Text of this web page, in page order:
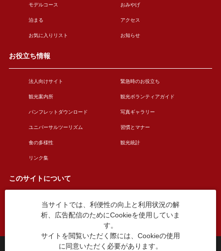
モデルコース おみやげ
泊まる アクセス
お気に入りリスト お知らせ
お役立ち情報
法人向けサイト 緊急時のお役立ち
観光案内所 観光ボランティアガイド
パンフレットダウンロード 写真ギャラリー
ユニバーサルツーリズム 習慣とマナー
食の多様性 観光統計
リンク集
このサイトについて
このサイトについて 広告掲載について
お問い合わせ
台東区役所観光課
当サイトでは、利便性の向上と利用状況の解
析、広告配信のためにCookieを使用していま
す。
サイトを閲覧いただく際には、Cookieの使用
に同意いただく必要があります。